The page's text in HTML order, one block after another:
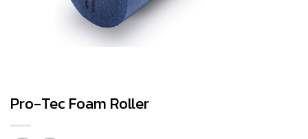
Pro-Tec Foam Roller